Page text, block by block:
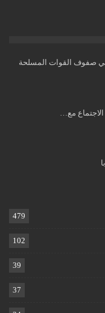
في صفوف القوات المسلحة
مع…
479
102
39
37